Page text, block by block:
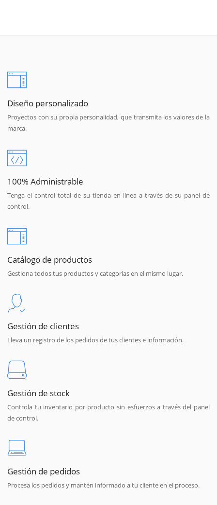
Diseño personalizado
Proyectos con su propia personalidad, que transmita los valores de la
marca.
100% Administrable
Tenga el control total de su tienda en línea a través de su panel de
control.
Catálogo de productos
Gestiona todos tus productos y categorías en el mismo lugar.
Gestión de clientes
Lleva un registro de los pedidos de tus clientes e información.
Gestión de stock
Controla tu inventario por producto sin esfuerzos a través del panel
de control.
Gestión de pedidos
Procesa los pedidos y mantén informado a tu cliente en el proceso.